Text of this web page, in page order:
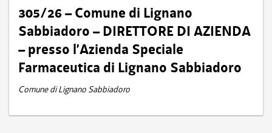
305/26 – Comune di Lignano
Sabbiadoro – DIRETTORE DI AZIENDA
– presso l’Azienda Speciale
Farmaceutica di Lignano Sabbiadoro
Comune di Lignano Sabbiadoro